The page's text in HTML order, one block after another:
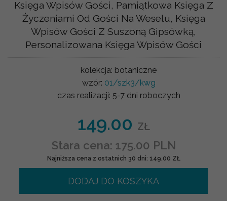
Księga Wpisów Gości, Pamiątkowa Księga Z
Życzeniami Od Gości Na Weselu, Księga
Wpisów Gości Z Suszoną Gipsówką,
Personalizowana Księga Wpisów Gości
kolekcja: botaniczne
wzór: 01/szk3/kwg
czas realizacji: 5-7 dni roboczych
149.00 ZŁ
Stara cena: 175.00 PLN
Najniższa cena z ostatnich 30 dni: 149.00 ZŁ
DODAJ DO KOSZYKA